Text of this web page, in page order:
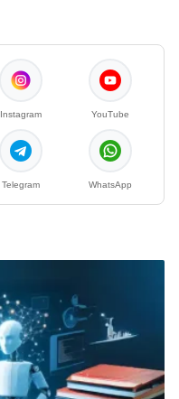
Instagram YouTube
Telegram WhatsApp